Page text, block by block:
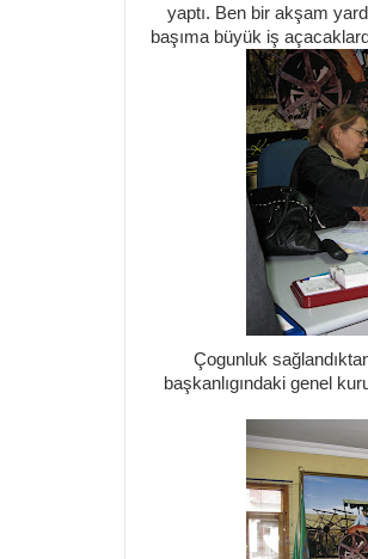
yaptı. Ben bir akşam
başıma büyük iş
Çogunluk
başkanlıgındaki genel